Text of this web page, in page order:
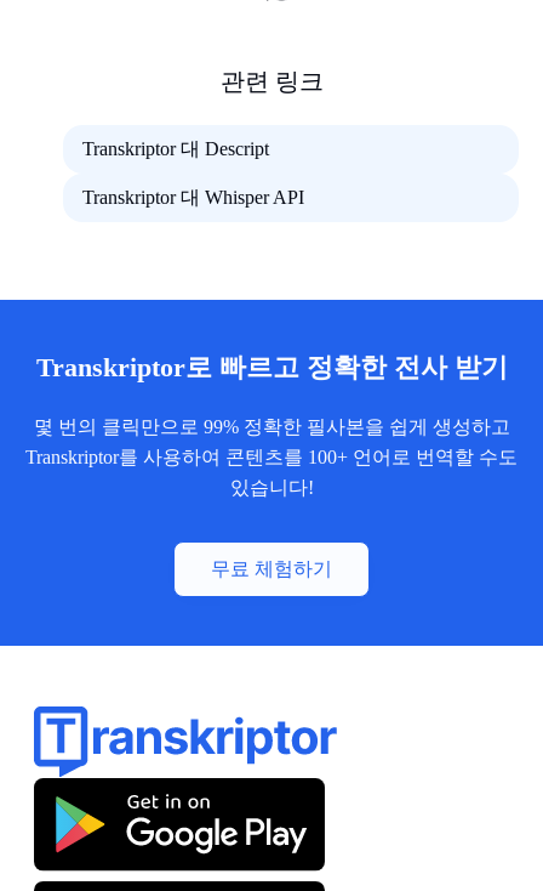
관련 링크
Transkriptor 대 Descript
Transkriptor 대 Whisper API
Transkriptor로 빠르고 정확한 전사 받기
몇 번의 클릭만으로 99% 정확한 필사본을 쉽게 생성하고
Transkriptor를 사용하여 콘텐츠를 100+ 언어로 번역할 수도
있습니다!
무료 체험하기